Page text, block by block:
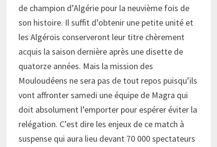
de champion d’Algérie pour la neuvième fois de
son histoire. Il suffit d’obtenir une petite unité et
les Algérois conserveront leur titre chèrement
acquis la saison dernière après une disette de
quatorze années. Mais la mission des
Mouloudéens ne sera pas de tout repos puisqu’ils
vont affronter samedi une équipe de Magra qui
doit absolument l’emporter pour espérer éviter la
relégation. C’est dire les enjeux de ce match à
suspense qui aura lieu devant 70 000 spectateurs